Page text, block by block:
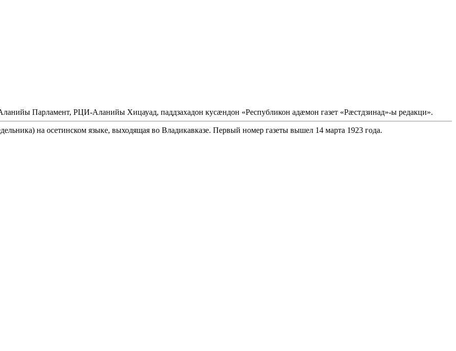
Парламент, РЦИ-Аланийы Хицауад, паддзахадон кусæндон «Республикон адæмон газет «Рæстдзинад»-ы редакци».
на осетинском языке, выходящая во Владикавказе. Первый номер газеты вышел 14 марта 1923 года.